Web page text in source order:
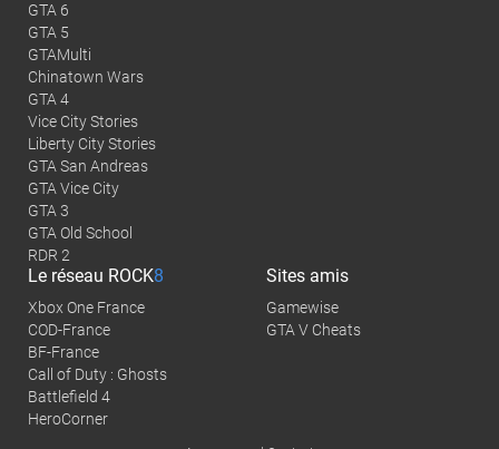
GTA 6
GTA 5
GTAMulti
Chinatown Wars
GTA 4
Vice City Stories
Liberty City Stories
GTA San Andreas
GTA Vice City
GTA 3
GTA Old School
RDR 2
Le réseau ROCK8
Xbox One France
COD-France
BF-France
Call of Duty : Ghosts
Battlefield 4
HeroCorner
Sites amis
Gamewise
GTA V Cheats